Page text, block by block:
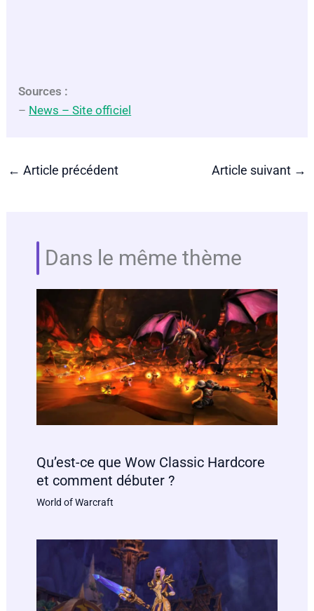
Sources :
– News – Site officiel
← Article précédent Article suivant →
Dans le même thème
Qu’est-ce que Wow Classic Hardcore
et comment débuter ?
World of Warcraft